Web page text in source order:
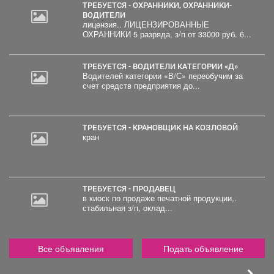
ТРЕБУЕТСЯ - ОХРАННИКИ, ОХРАННИКИ-
ВОДИТЕЛИ
лицензия.. ЛИЦЕНЗИРОВАННЫЕ
ОХРАННИКИ 5 разряда, з/п от 33000 руб. 6...
ТРЕБУЕТСЯ - ВОДИТЕЛИ КАТЕГОРИИ «Д»
Водителей категории «В/С» переобучим за
счет средств предприятия до...
ТРЕБУЕТСЯ - КРАНОВЩИК НА КОЗЛОВОЙ
кран
ТРЕБУЕТСЯ - ПРОДАВЕЦ
в киоск по продаже печатной продукции,.
стабильная з/п, оклад...
Все объявления Подать объявление